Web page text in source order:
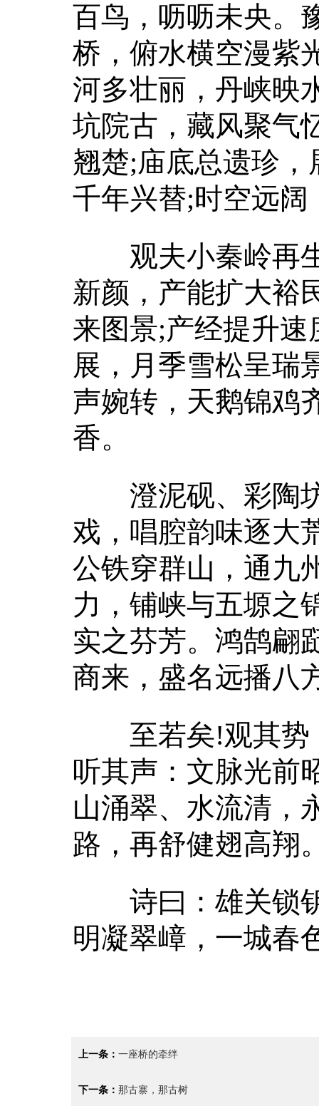
百鸟，呖呖未央。
桥，俯水横空漫紫
河多壮丽，丹峡映
坑院古，藏风聚气
翘楚;庙底总遗珍
千年兴替;时空远
观夫小秦岭再生
新颜，产能扩大裕
来图景;产经提升
展，月季雪松呈瑞
声婉转，天鹅锦鸡
香。
澄泥砚、彩陶坊
戏，唱腔韵味逐大
公铁穿群山，通九
力，铺峡与五塬之
实之芬芳。鸿鹄翩
商来，盛名远播八
至若矣!观其势
听其声：文脉光前
山涌翠、水流清，
路，再舒健翅高翔
诗曰：雄关锁钥
明凝翠嶂，一城春
上一条： 一座桥的牵绊
下一条： 那古寨，那古树